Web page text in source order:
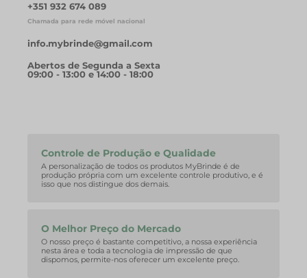
+351 932 674 089
Chamada para rede móvel nacional
info.mybrinde@gmail.com
Abertos de Segunda a Sexta
09:00 - 13:00 e 14:00 - 18:00
Controle de Produção e Qualidade
A personalização de todos os produtos MyBrinde é de
produção própria com um excelente controle produtivo, e é
isso que nos distingue dos demais.
O Melhor Preço do Mercado
O nosso preço é bastante competitivo, a nossa experiência
nesta área e toda a tecnologia de impressão de que
dispomos, permite-nos oferecer um excelente preço.